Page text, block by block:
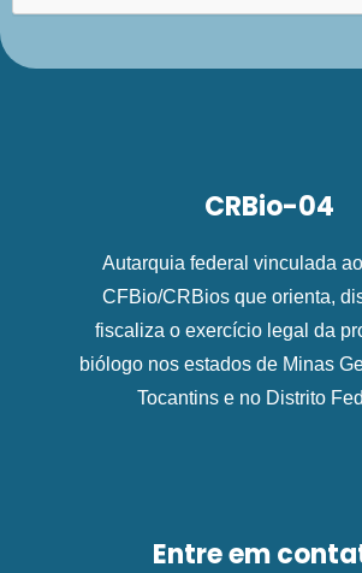
CRBio-04
Autarquia federal vinculada
CFBio/CRBios que orienta,
fiscaliza o exercício legal da
biólogo nos estados de Minas
Tocantins e no Distrito
Entre em